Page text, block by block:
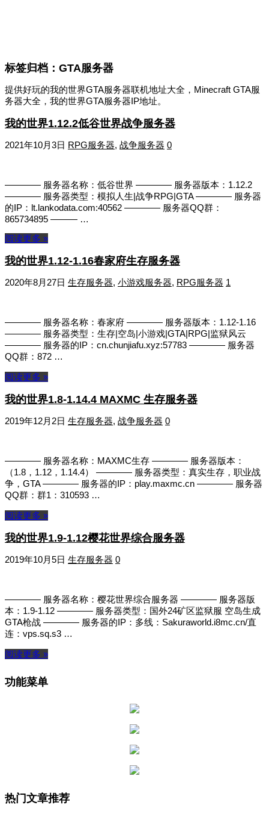
标签归档： GTA服务器
提供好玩的我的世界GTA服务器联机地址大全，Minecraft GTA服
务器大全，我的世界GTA服务器IP地址。
我的世界1.12.2低谷世界战争服务器
2021年10月3日 RPG服务器, 战争服务器 0
———— 服务器名称：低谷世界 ———— 服务器版本：1.12.2
———— 服务器类型：模拟人生|战争RPG|GTA ———— 服务器
的IP：lt.lankodata.com:40562 ———— 服务器QQ群：
865734895 ——— …
阅读更多 »
我的世界1.12-1.16春家府生存服务器
2020年8月27日 生存服务器, 小游戏服务器, RPG服务器 1
———— 服务器名称：春家府 ———— 服务器版本：1.12-1.16
———— 服务器类型：生存|空岛|小游戏|GTA|RPG|监狱风云
———— 服务器的IP：cn.chunjiafu.xyz:57783 ———— 服务器
QQ群：872 …
阅读更多 »
我的世界1.8-1.14.4 MAXMC 生存服务器
2019年12月2日 生存服务器, 战争服务器 0
———— 服务器名称：MAXMC生存 ———— 服务器版本：
（1.8，1.12，1.14.4） ———— 服务器类型：真实生存，职业战
争，GTA ———— 服务器的IP：play.maxmc.cn ———— 服务器
QQ群：群1：310593 …
阅读更多 »
我的世界1.9-1.12樱花世界综合服务器
2019年10月5日 生存服务器 0
———— 服务器名称：樱花世界综合服务器 ———— 服务器版
本：1.9-1.12 ———— 服务器类型：国外24矿区监狱服 空岛生成
GTA枪战 ———— 服务器的IP：多线：Sakuraworld.i8mc.cn/直
连：vps.sq.s3 …
阅读更多 »
功能菜单
热门文章推荐